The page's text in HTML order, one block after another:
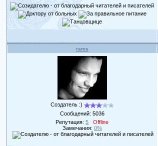
rams
Создатель :)
Сообщений: 5036
Репутация:5
Offline
Замечания: 0%